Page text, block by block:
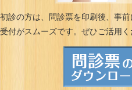
初診の方は、問診票を印刷後、事
受付がスムーズです。ぜひご活用く